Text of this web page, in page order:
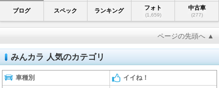
ブログ スペック ランキング フォト
(1,659)
中古車
(277)
ページの先頭へ ▲
みんカラ 人気のカテゴリ
車種別 イイね！